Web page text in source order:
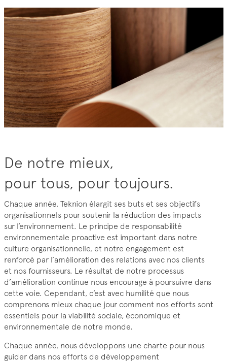
De notre mieux,
pour tous, pour toujours.
Chaque année, Teknion élargit ses buts et ses objectifs
organisationnels pour soutenir la réduction des impacts
sur l’environnement. Le principe de responsabilité
environnementale proactive est important dans notre
culture organisationnelle, et notre engagement est
renforcé par l’amélioration des relations avec nos clients
et nos fournisseurs. Le résultat de notre processus
d’amélioration continue nous encourage à poursuivre dans
cette voie. Cependant, c’est avec humilité que nous
comprenons mieux chaque jour comment nos efforts sont
essentiels pour la viabilité sociale, économique et
environnementale de notre monde.
Chaque année, nous développons une charte pour nous
guider dans nos efforts de développement